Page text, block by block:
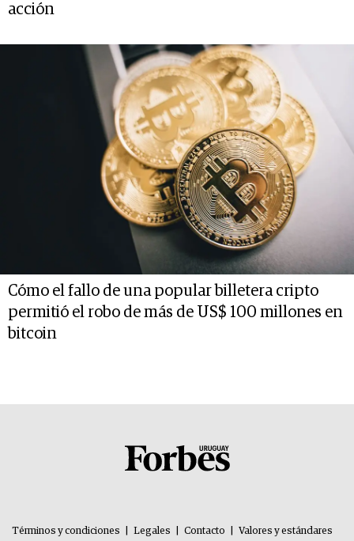
acción
Cómo el fallo de una popular billetera cripto
permitió el robo de más de US$ 100 millones en
bitcoin
Términos y condiciones Legales Contacto Valores y estándares